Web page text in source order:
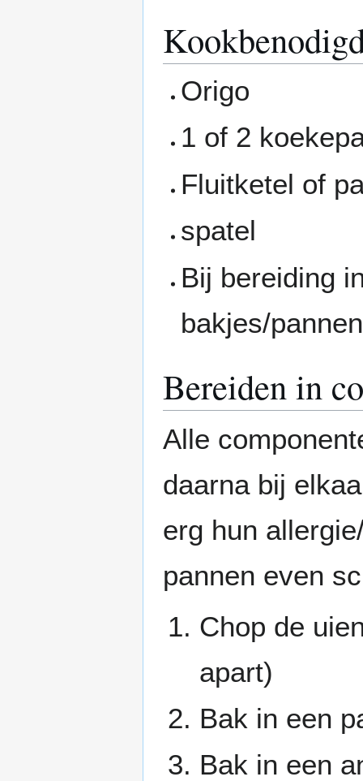
Origo
1 of 2
Fluitketel of
spatel
Bij bereiding
bakjes/
Bereiden in
Alle
daarna bij
erg hun
pannen even
Chop de
apart)
Bak in een
Bak in een